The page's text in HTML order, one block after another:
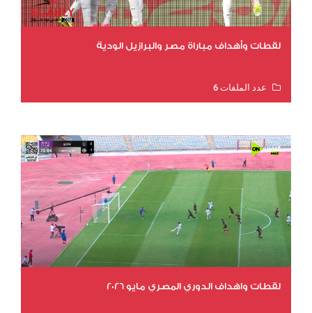
لقطات وأهداف مباراة مصر والبرازيل الودية
عدد الملفات 6
لقطات واهداف الدوري المصري مايو 2026